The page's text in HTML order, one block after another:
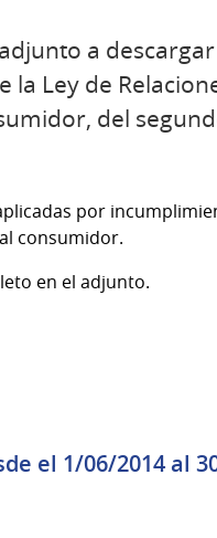
a
la Ley de
del
por
consumidor.
en el adjunto.
el 1/06/2014 al